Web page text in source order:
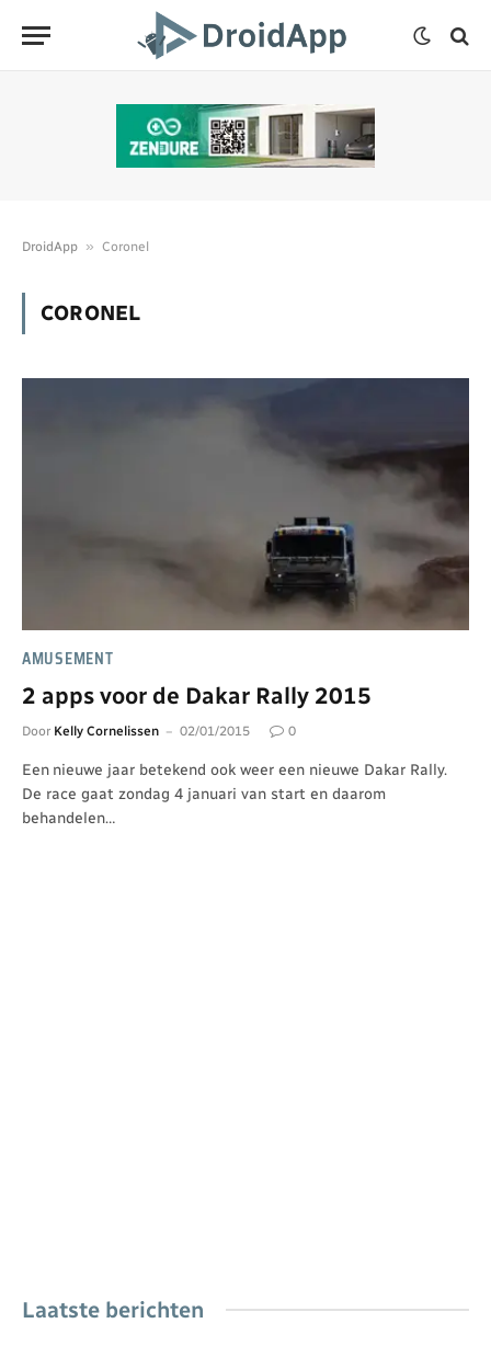
DroidApp » Coronel
CORONEL
AMUSEMENT
2 apps voor de Dakar Rally 2015
Door Kelly Cornelissen 02/01/2015 0
Een nieuwe jaar betekend ook weer een nieuwe Dakar Rally.
De race gaat zondag 4 januari van start en daarom
behandelen…
Laatste berichten